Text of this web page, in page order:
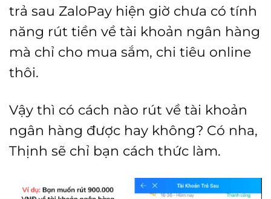
trả sau ZaloPay hiện giờ chưa có tính
năng rút tiền về tài khoản ngân hàng
mà chỉ cho mua sắm, chi tiêu online
thôi.
Vậy thì có cách nào rút về tài khoản
ngân hàng được hay không? Có nha,
Thịnh sẽ chỉ bạn cách thức làm.